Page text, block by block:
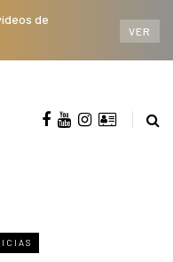
de
VER